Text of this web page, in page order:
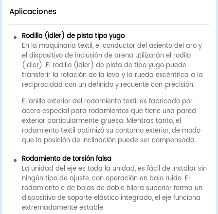
Aplicaciones
Rodillo (idler) de pista tipo yugo
En la maquinaria textil, el conductor del asiento del aro y
el dispositivo de inclusión de arena utilizarán el rodilo
(idler). El rodillo (idler) de pista de tipo yugo puede
transferir la rotación de la leva y la rueda excéntrica a la
reciprocidad con un definido y recuente con precisión.
El anillo exterior del rodamiento textil es fabricado por
acero especial para rodamientos que tiene una pared
exterior particularmente gruesa. Mientras tanto, el
rodamiento textil optimizó su contorno exterior, de modo
que la posición de inclinación puede ser compensada.
Rodamiento de torsión falsa
La unidad del eje es toda la unidad, es fácil de instalar sin
ningún tipo de ajuste, con operación en bajo ruido. El
rodamiento e de bolas de doble hilera superior forma un
dispositivo de soporte elástico integrado, el eje funciona
extremadamente estable